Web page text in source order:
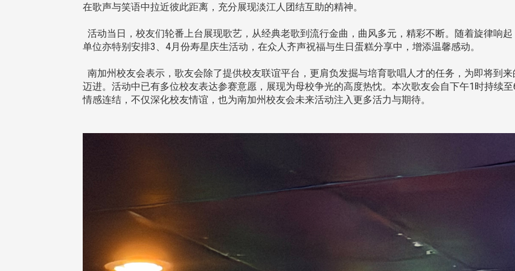
在歌声与笑语中拉近彼此距离，充分展现淡江人团结互助的精神。
活动当日，校友们轮番上台展现歌艺，从经典老歌到流行金曲，曲风多元，精彩不断。随着旋律响
单位亦特别安排3、4月份寿星庆生活动，在众人齐声祝福与生日蛋糕分享中，增添温馨感动。
南加州校友会表示，歌友会除了提供校友联谊平台，更肩负发掘与培育歌唱人才的任务，为即将到
迈进。活动中已有多位校友表达参赛意愿，展现为母校争光的高度热忱。本次歌友会自下午1时持续
情感连结，不仅深化校友情谊，也为南加州校友会未来活动注入更多活力与期待。